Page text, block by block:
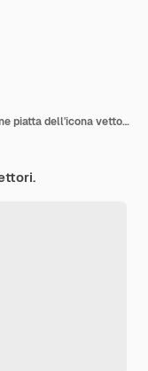
Icona del camion da carico Illustrazione piatta dell'icona vettoriale del camion da carico per il web design